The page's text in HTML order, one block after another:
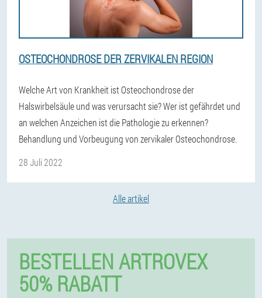
OSTEOCHONDROSE DER ZERVIKALEN REGION
Welche Art von Krankheit ist Osteochondrose der
Halswirbelsäule und was verursacht sie? Wer ist gefährdet und
an welchen Anzeichen ist die Pathologie zu erkennen?
Behandlung und Vorbeugung von zervikaler Osteochondrose.
28 Juli 2022
Alle artikel
BESTELLEN ARTROVEX
50% RABATT